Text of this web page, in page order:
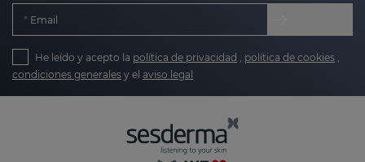
Email
He leído y acepto la política de privacidad política de cookies
condiciones generales y el aviso legal